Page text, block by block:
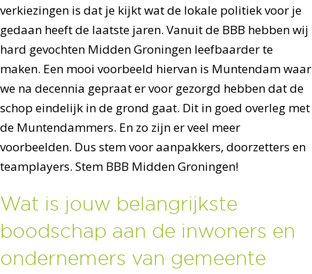
verkiezingen is dat je kijkt wat de lokale politiek voor je
gedaan heeft de laatste jaren. Vanuit de BBB hebben wij
hard gevochten Midden Groningen leefbaarder te
maken. Een mooi voorbeeld hiervan is Muntendam waar
we na decennia gepraat er voor gezorgd hebben dat de
schop eindelijk in de grond gaat. Dit in goed overleg met
de Muntendammers. En zo zijn er veel meer
voorbeelden. Dus stem voor aanpakkers, doorzetters en
teamplayers. Stem BBB Midden Groningen!
Wat is jouw belangrijkste
boodschap aan de inwoners en
ondernemers van gemeente